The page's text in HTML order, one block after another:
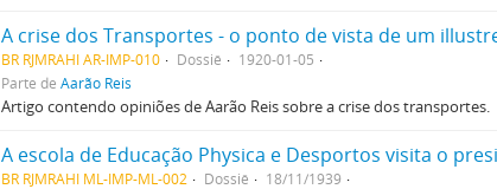
A crise dos Transportes - o ponto de vista de um
BR RJMRAHI AR-IMP-010 Dossiê
1920-01-05
Parte de Aarão Reis
Artigo contendo opiniões de Aarão Reis sobre a crise dos transportes.
A escola de Educação Physica e Desportos visita o
BR RJMRAHI ML-IMP-ML-002 Dossiê
18/11/1939